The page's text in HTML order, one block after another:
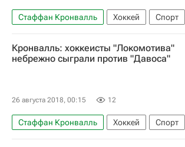
Стаффан Кронвалль Хоккей
Спорт
Кубок Латвийской железной дороги
Локомотив (Ярославль)
Динамо (Минск)
Кронвалль: хоккеисты "Локомотива"
небрежно сыграли против "Давоса"
26 августа 2018, 00:15 12
Стаффан Кронвалль Хоккей
Спорт
Локомотив (Ярославль)
Давос